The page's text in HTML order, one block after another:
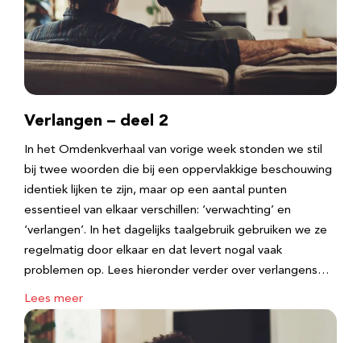
Verlangen – deel 2
In het Omdenkverhaal van vorige week stonden we stil
bij twee woorden die bij een oppervlakkige beschouwing
identiek lijken te zijn, maar op een aantal punten
essentieel van elkaar verschillen: ‘verwachting’ en
‘verlangen’. In het dagelijks taalgebruik gebruiken we ze
regelmatig door elkaar en dat levert nogal vaak
problemen op. Lees hieronder verder over verlangens…
Lees meer